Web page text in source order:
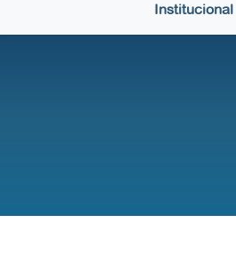
Institucional